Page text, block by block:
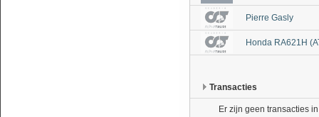
Pierre Gasly
Honda RA621H
Transacties
Er zijn geen transacties